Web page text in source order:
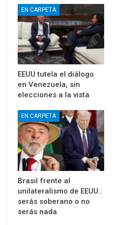
EN CARPETA
EEUU tutela el diálogo
en Venezuela, sin
elecciones a la vista
EN CARPETA
Brasil frente al
unilateralismo de EEUU.:
serás soberano o no
serás nada